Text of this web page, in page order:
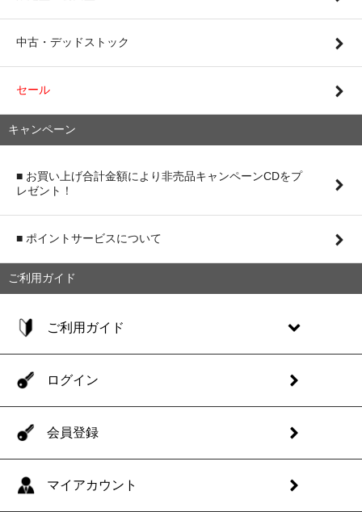
中古・デッドストック
セール
キャンペーン
■ お買い上げ合計金額により非売品キャンペーンCDをプ
レゼント！
■ ポイントサービスについて
ご利用ガイド
ご利用ガイド
ログイン
会員登録
マイアカウント